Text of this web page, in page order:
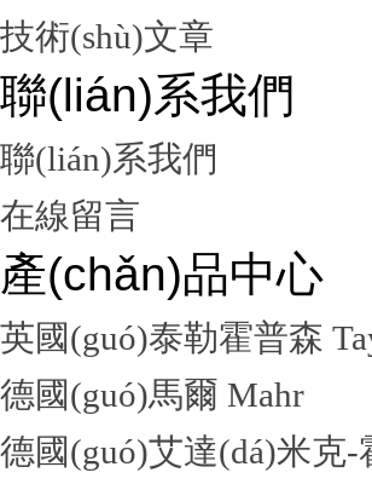
技術(shù)文章
聯(lián)系我們
聯(lián)系我們
在線留言
產(chǎn)品中心
英國(guó)泰勒霍普森
德國(guó)馬爾 Mahr
德國(guó)艾達(dá)米克-